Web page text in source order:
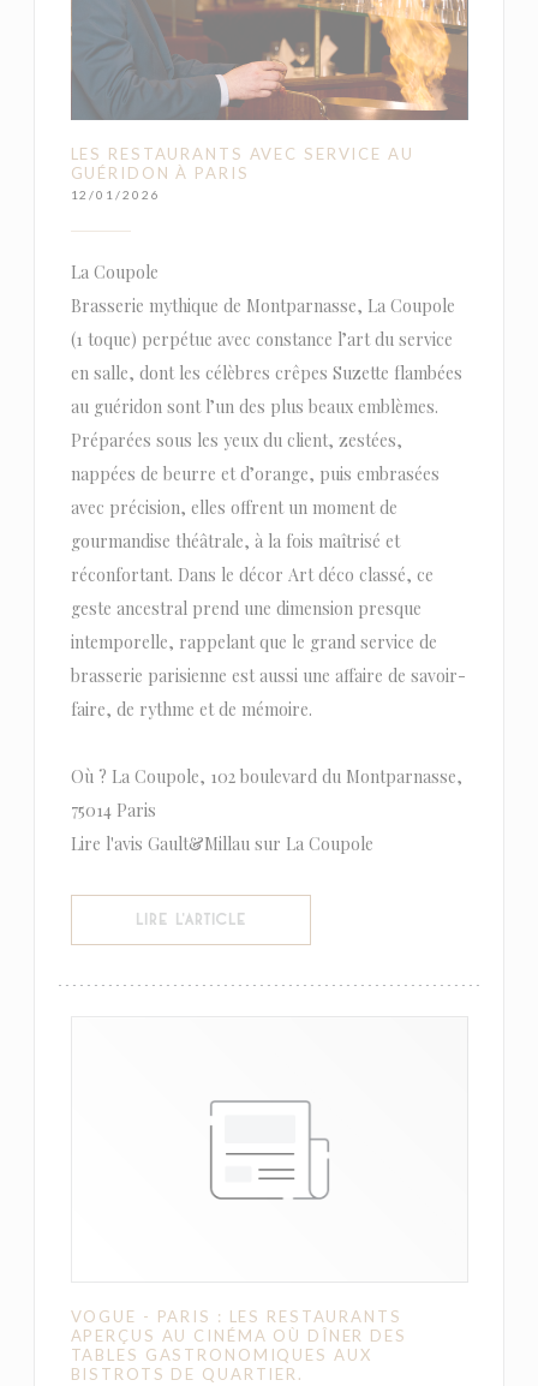
LES RESTAURANTS AVEC SERVICE AU
GUÉRIDON À PARIS
12/01/2026
La Coupole
Brasserie mythique de Montparnasse, La Coupole
(1 toque) perpétue avec constance l’art du service
en salle, dont les célèbres crêpes Suzette flambées
au guéridon sont l’un des plus beaux emblèmes.
Préparées sous les yeux du client, zestées,
nappées de beurre et d’orange, puis embrasées
avec précision, elles offrent un moment de
gourmandise théâtrale, à la fois maîtrisé et
réconfortant. Dans le décor Art déco classé, ce
geste ancestral prend une dimension presque
intemporelle, rappelant que le grand service de
brasserie parisienne est aussi une affaire de savoir-
faire, de rythme et de mémoire.
Où ? La Coupole, 102 boulevard du Montparnasse,
75014 Paris
Lire l'avis Gault&Millau sur La Coupole
LIRE L'ARTICLE((OUVRE UNE NOUVELLE FENÊTRE))
VOGUE - PARIS : LES RESTAURANTS
APERÇUS AU CINÉMA OÙ DÎNER DES
TABLES GASTRONOMIQUES AUX
BISTROTS DE QUARTIER.